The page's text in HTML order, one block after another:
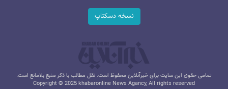
نسخه دسکتاپ
تمامی حقوق این سایت برای خبرآنلاین محفوظ است. نقل مطالب با ذکر منبع بلامانع است.
Copyright © 2025 khabaronline News Agancy, All rights reserved